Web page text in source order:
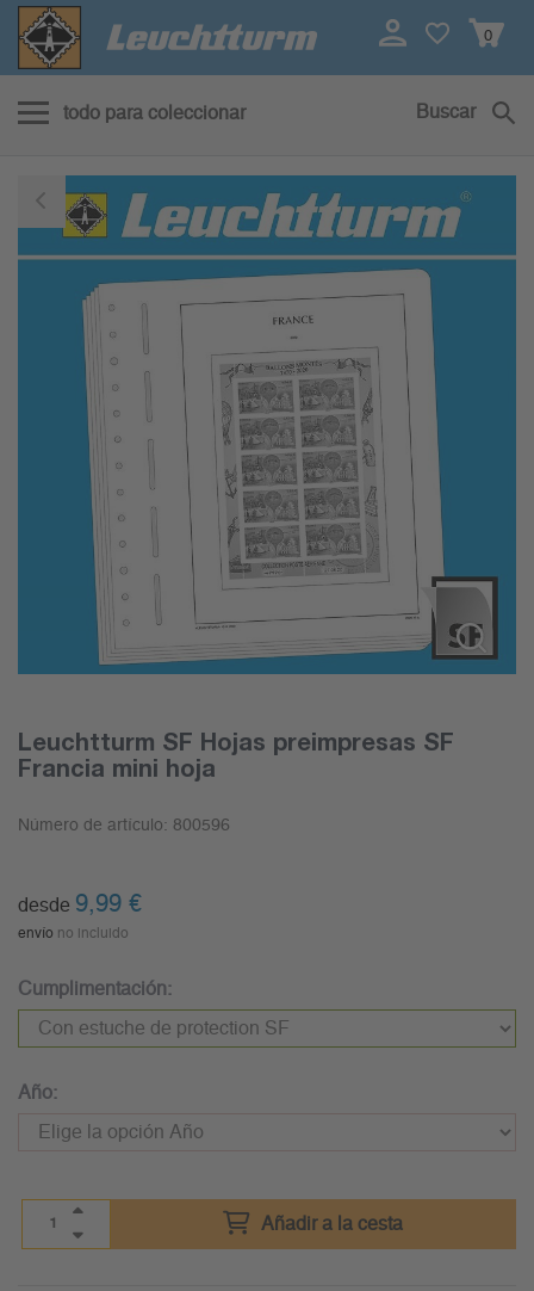
0
todo para coleccionar Buscar
Leuchtturm SF Hojas preimpresas SF
Francia mini hoja
Número de artículo: 800596
desde 9,99 €
envío no incluido
Cumplimentación:
Año:
Añadir a la cesta